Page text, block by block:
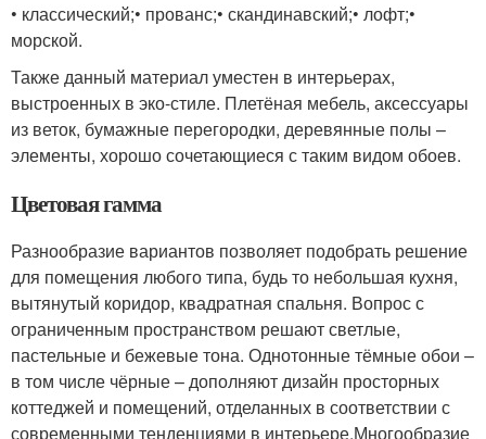
• классический;• прованс;• скандинавский;• лофт;•
морской.
Также данный материал уместен в интерьерах,
выстроенных в эко-стиле. Плетёная мебель, аксессуары
из веток, бумажные перегородки, деревянные полы –
элементы, хорошо сочетающиеся с таким видом обоев.
Цветовая гамма
Разнообразие вариантов позволяет подобрать решение
для помещения любого типа, будь то небольшая кухня,
вытянутый коридор, квадратная спальня. Вопрос с
ограниченным пространством решают светлые,
пастельные и бежевые тона. Однотонные тёмные обои –
в том числе чёрные – дополняют дизайн просторных
коттеджей и помещений, отделанных в соответствии с
современными тенденциями в интерьере.Многообразие